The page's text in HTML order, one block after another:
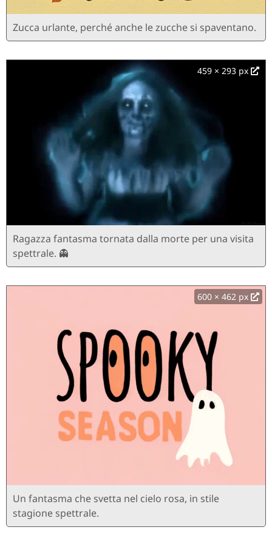
Zucca urlante, perché anche le zucche si spaventano.
459 × 293 px
Ragazza fantasma tornata dalla morte per una visita
spettrale. 👻
600 × 462 px
Un fantasma che svetta nel cielo rosa, in stile
stagione spettrale.